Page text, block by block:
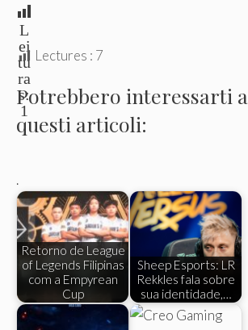
L
ei
tu
ra
s:
1
Lectures : 7
Potrebbero interessarti
questi articoli:
.
Retorno de League
of Legends Filipinas
com a Empyrean
Cup
Sheep Esports: LR
Rekkles fala sobre
sua identidade,…